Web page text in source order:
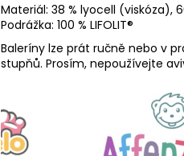
Materiál: 38 % lyocell (viskóza),
Podrážka: 100 % LIFOLIT®
Baleríny lze prát ručně nebo v
stupňů. Prosím, nepoužívejte